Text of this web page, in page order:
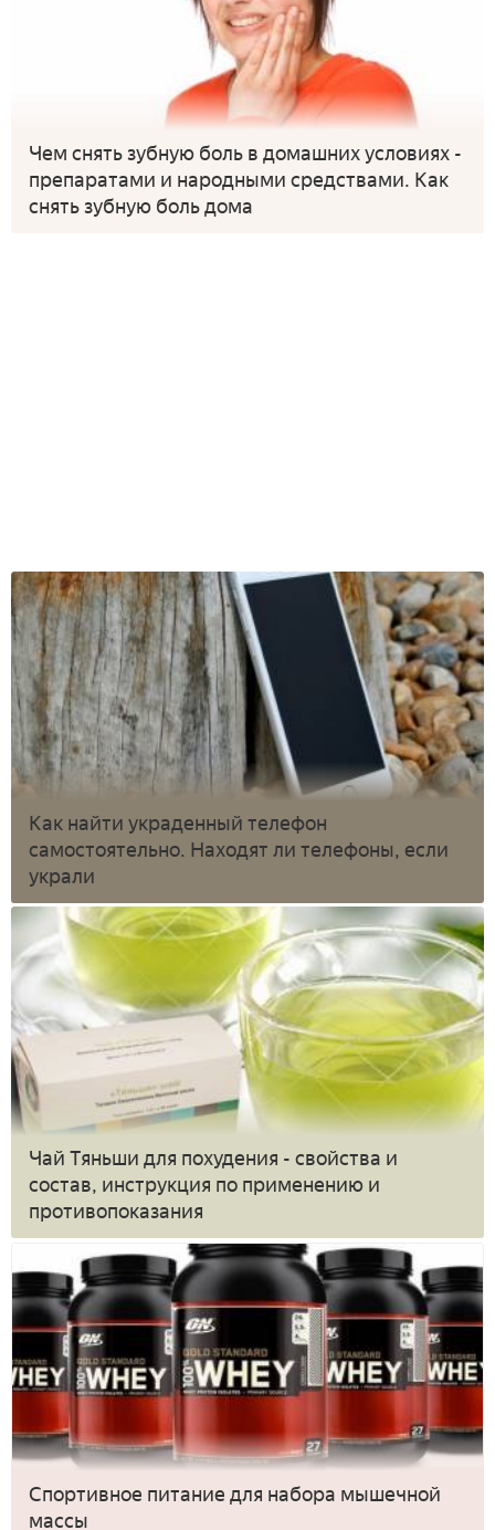
Чем снять зубную боль в домашних условиях -
препаратами и народными средствами. Как
снять зубную боль дома
Как найти украденный телефон
самостоятельно. Находят ли телефоны, если
украли
Чай Тяньши для похудения - свойства и
состав, инструкция по применению и
противопоказания
Спортивное питание для набора мышечной
массы